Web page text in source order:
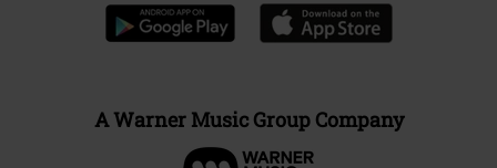
A Warner Music Group Company